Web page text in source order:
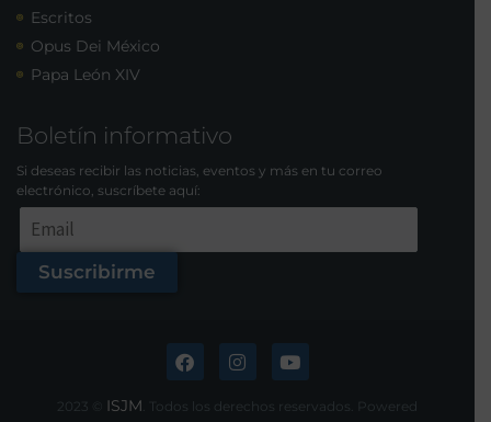
Escritos
Opus Dei México
Papa León XIV
Boletín informativo
Si deseas recibir las noticias, eventos y más en tu correo
electrónico, suscríbete aquí:
Suscribirme
2023 © ISJM . Todos los derechos reservados. Powered